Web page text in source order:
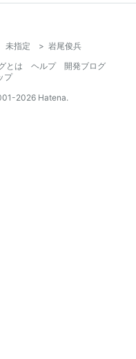
未指定 > 岩尾俊兵
とは
ヘルプ
開発ブログ
プ
2026 Hatena.